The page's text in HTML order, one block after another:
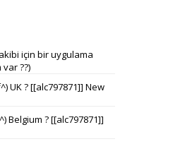
için bir uygulama
??)
UK ? [[alc797871]] New
Belgium ? [[alc797871]]